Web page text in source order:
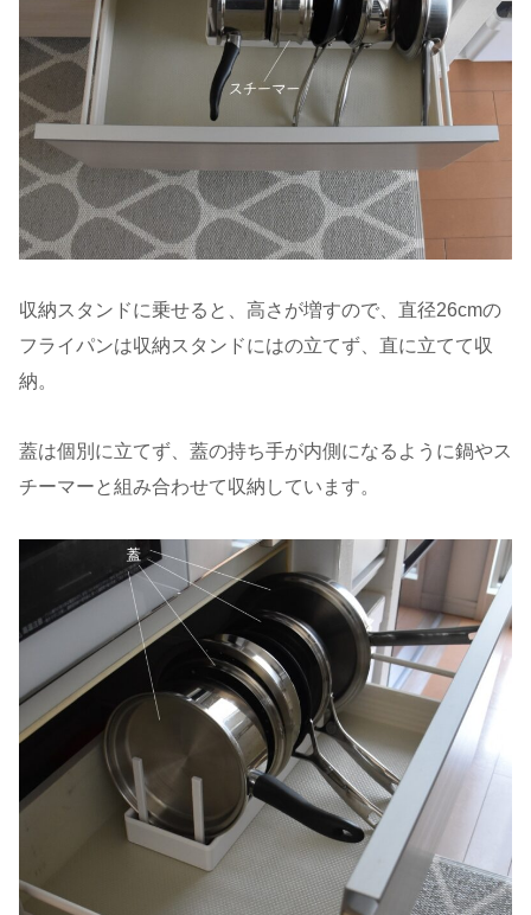
収納スタンドに乗せると、高さが増すので、直径26cmの
フライパンは収納スタンドにはの立てず、直に立てて収
納。
蓋は個別に立てず、蓋の持ち手が内側になるように鍋やス
チーマーと組み合わせて収納しています。